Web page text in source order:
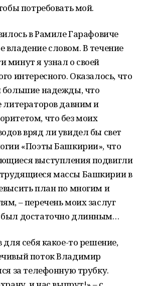
потребовать мой.
в Рамиле Гарафовиче
владение словом. В течение
минут я узнал о своей
интересного. Оказалось, что
надежды, что
литераторов давним и
что без моих
вряд ли увидел бы свет
«Поэты Башкирии», что
выступления подвигли
массы Башкирии в
план по многим и
– перечень моих заслуг
достаточно длинным…
себя какое-то решение,
поток Владимир
за телефонную трубку.